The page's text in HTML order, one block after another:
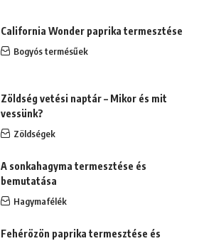
California Wonder paprika termesztése
Bogyós termésűek
Zöldség vetési naptár – Mikor és mit
vessünk?
Zöldségek
A sonkahagyma termesztése és
bemutatása
Hagymafélék
Fehérözön paprika termesztése és